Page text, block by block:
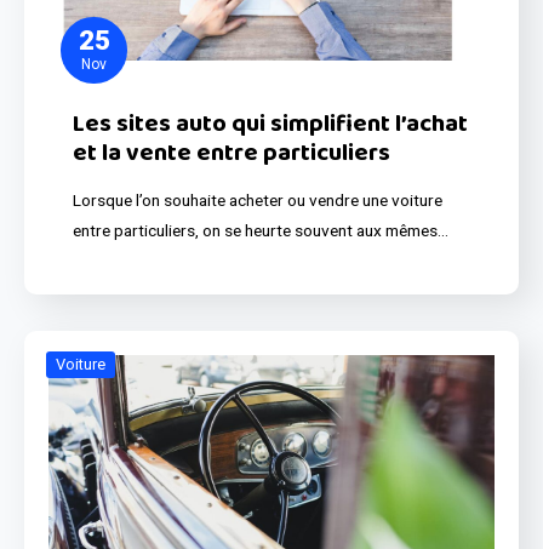
25
Nov
Les sites auto qui simplifient l’achat
et la vente entre particuliers
Lorsque l’on souhaite acheter ou vendre une voiture
entre particuliers, on se heurte souvent aux mêmes…
Voiture